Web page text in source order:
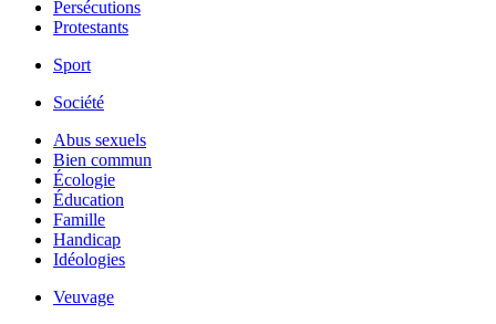
Persécutions
Protestants
Sport
Société
Abus sexuels
Bien commun
Écologie
Éducation
Famille
Handicap
Idéologies
Veuvage